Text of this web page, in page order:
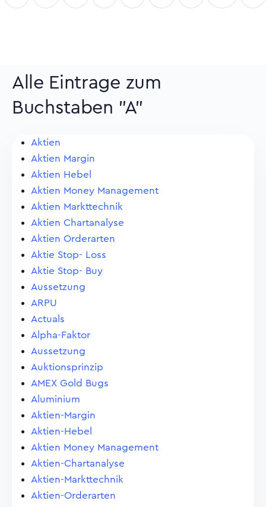
Alle Eintrage zum
Buchstaben "A"
Aktien
Aktien Margin
Aktien Hebel
Aktien Money Management
Aktien Markttechnik
Aktien Chartanalyse
Aktien Orderarten
Aktie Stop- Loss
Aktie Stop- Buy
Aussetzung
ARPU
Actuals
Alpha-Faktor
Aussetzung
Auktionsprinzip
AMEX Gold Bugs
Aluminium
Aktien-Margin
Aktien-Hebel
Aktien Money Management
Aktien-Chartanalyse
Aktien-Markttechnik
Aktien-Orderarten